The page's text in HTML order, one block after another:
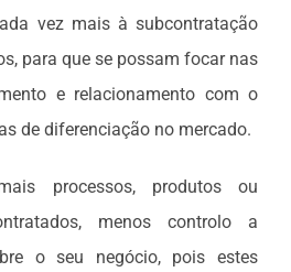
vez mais à subcontratação
para que se possam focar nas
e relacionamento com o
de diferenciação no mercado.
processos, produtos ou
menos controlo a
o seu negócio, pois estes